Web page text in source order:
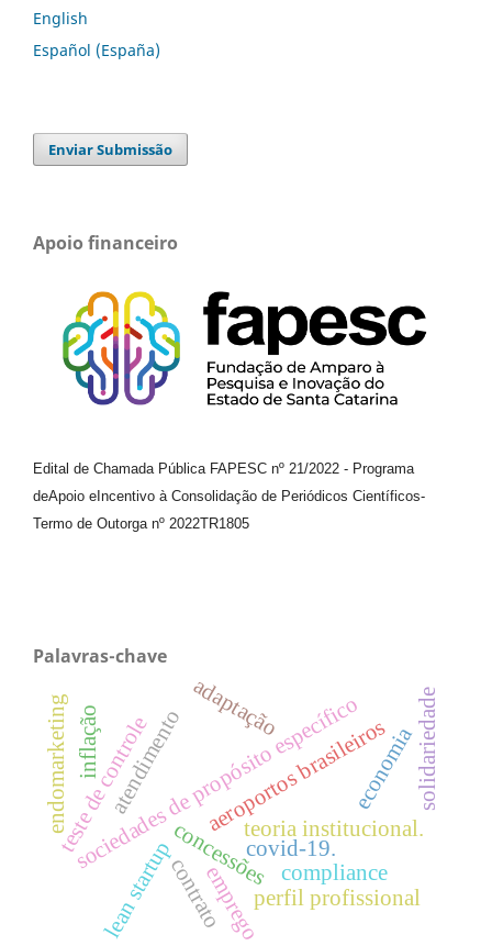
English
Español (España)
Enviar Submissão
Apoio financeiro
Edital de Chamada Pública FAPESC nº 21/2022 - Programa
deApoio e Incentivo à Consolidação de Periódicos Científicos-
Termo de Outorga nº 2022TR1805
Palavras-chave
covid-19.
concessões
sociedades de propósito específico
aeroportos brasileiros
teoria institucional.
teste de controle
compliance
lean startup
adaptação
atendimento solidariedade
economia
endomarketing
empregoperfil profissional
contrato
inflação